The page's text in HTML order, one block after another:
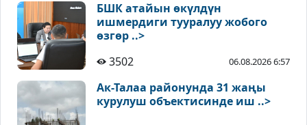
БШК атайын өкүлдүн
ишмердиги тууралуу жобого
өзгөр ..>
3502
06.08.2026 6:57
Ак-Талаа районунда 31 жаңы
курулуш объектисинде иш ..>